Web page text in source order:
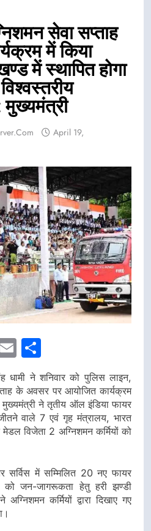
सेवा सप्ताह
में किया
में स्थापित होगा
मुख्यमंत्री
April 19,
Email
धामी ने शनिवार को पुलिस लाइन,
के अवसर पर आयोजित कार्यक्रम
मुख्यमंत्री ने तृतीय ऑल इंडिया फायर
वाले 7 एवं गृह मंत्रालय, भारत
विजेता 2 अग्निशमन कर्मियों को
सर्विस में सम्मिलित 20 नए फायर
को जन-जागरूकता हेतु हरी झण्डी
अग्निशमन कर्मियों द्वारा दिखाए गए